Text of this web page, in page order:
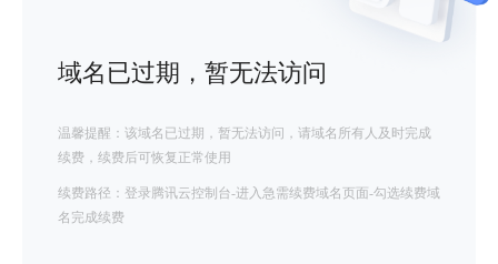
域名已过期，暂无法访问
温馨提醒：该域名已过期，暂无法访问，请域名所有人及时完成
续费，续费后可恢复正常使用
续费路径：登录腾讯云控制台-进入急需续费域名页面-勾选续费域
名完成续费